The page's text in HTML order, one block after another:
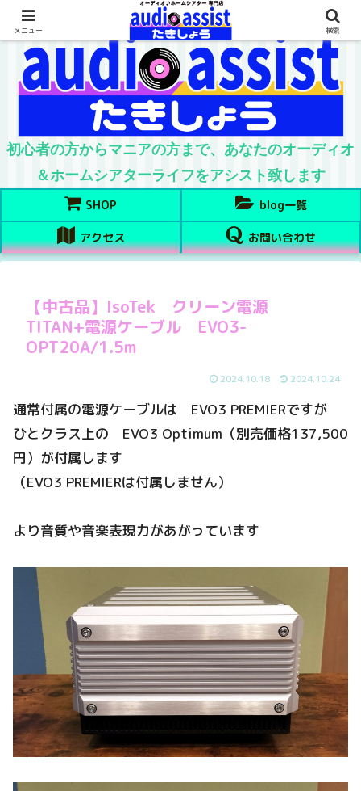
初心者の方からマニアの方まで、あなたのオーディオ
＆ホームシアターライフをアシスト致します
SHOP blog一覧
アクセス お問い合わせ
【中古品】IsoTek クリーン電源
TITAN+電源ケーブル EVO3-
OPT20A/1.5m
2024.10.18 2024.10.24
通常付属の電源ケーブルは EVO3 PREMIERですが
ひとクラス上の EVO3 Optimum（別売価格137,500
円）が付属します
（EVO3 PREMIERは付属しません）
より音質や音楽表現力があがっています
メニュー 検索